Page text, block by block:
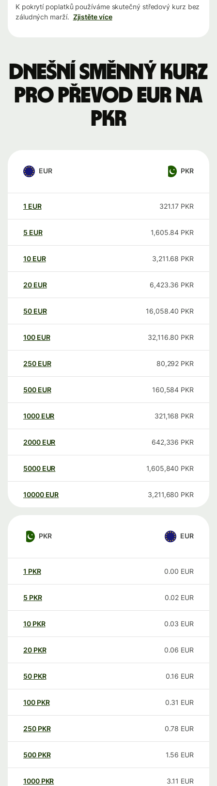
K pokrytí poplatků používáme skutečný středový kurz bez
záludných marží. Zjistěte více
Dnešní směnný kurz
pro převod EUR na
PKR
EUR PKR
1 EUR 321.17 PKR
5 EUR 1,605.84 PKR
10 EUR 3,211.68 PKR
20 EUR 6,423.36 PKR
50 EUR 16,058.40 PKR
100 EUR 32,116.80 PKR
250 EUR 80,292 PKR
500 EUR 160,584 PKR
1000 EUR 321,168 PKR
2000 EUR 642,336 PKR
5000 EUR 1,605,840 PKR
10000 EUR 3,211,680 PKR
PKR EUR
1 PKR 0.00 EUR
5 PKR 0.02 EUR
10 PKR 0.03 EUR
20 PKR 0.06 EUR
50 PKR 0.16 EUR
100 PKR 0.31 EUR
250 PKR 0.78 EUR
500 PKR 1.56 EUR
1000 PKR 3.11 EUR